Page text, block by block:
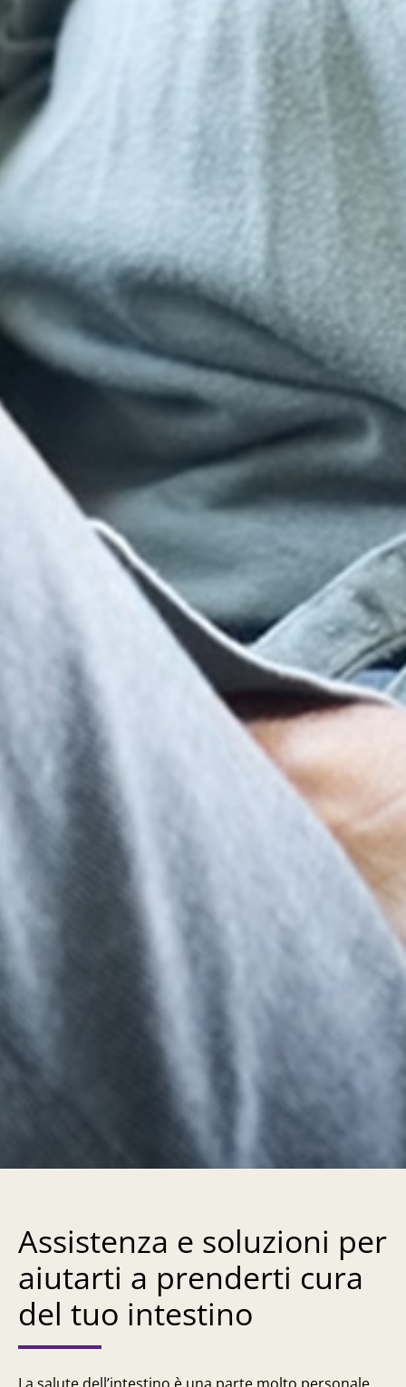
Assistenza e soluzioni per
aiutarti a prenderti cura
del tuo intestino
La salute dell’intestino è una parte molto personale